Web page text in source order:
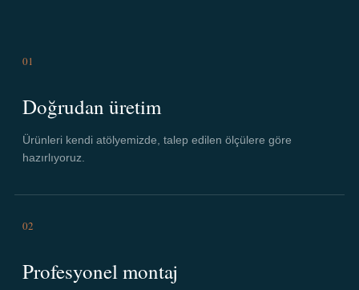
01
Doğrudan üretim
Ürünleri kendi atölyemizde, talep edilen ölçülere göre
hazırlıyoruz.
02
Profesyonel montaj